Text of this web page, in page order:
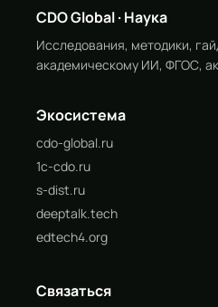
CDO Global · Наука
Исследования, методики,
академическому ИИ, ФГОС,
Экосистема
cdo-global.ru
1c-cdo.ru
s-dist.ru
deeptalk.tech
edtech4.org
Связаться